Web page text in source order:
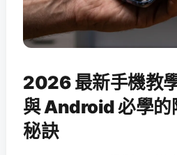
2026 最新手機教
與 Android 必學的
秘訣